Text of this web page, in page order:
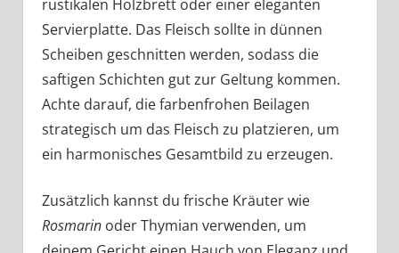
rustikalen Holzbrett oder einer eleganten
Servierplatte. Das Fleisch sollte in dünnen
Scheiben geschnitten werden, sodass die
saftigen Schichten gut zur Geltung kommen.
Achte darauf, die farbenfrohen Beilagen
strategisch um das Fleisch zu platzieren, um
ein harmonisches Gesamtbild zu erzeugen.
Zusätzlich kannst du frische Kräuter wie
Rosmarinoder Thymian verwenden, um